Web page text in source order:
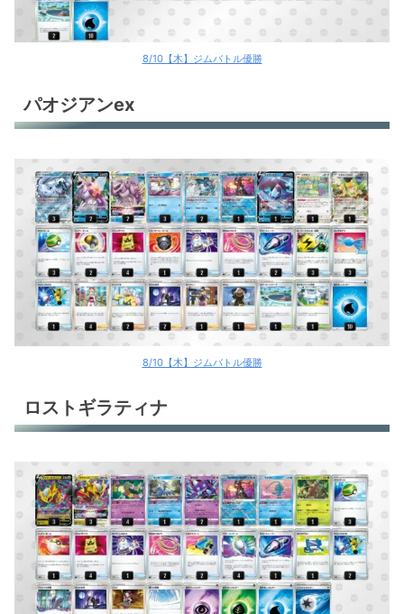
8/10【木】ジムバトル優勝
パオジアンex
8/10【木】ジムバトル優勝
ロストギラティナ